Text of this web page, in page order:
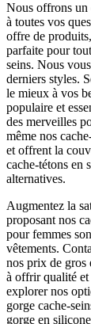
Nous offrons un
à toutes vos
offre de
parfaite pour
seins. Nous
derniers styles.
le mieux à vos
populaire et
des merveilles
même nos
et offrent la
cache-tétons en
alternatives.
Augmentez la
proposant nos
pour femmes
vêtements.
nos prix de gros
à offrir qualité et
explorer nos
gorge cache-
gorge en